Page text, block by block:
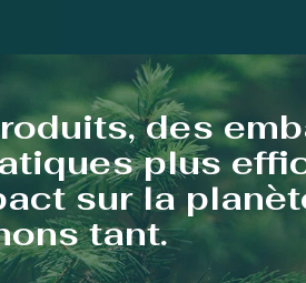
des
plus
sur la
tant.